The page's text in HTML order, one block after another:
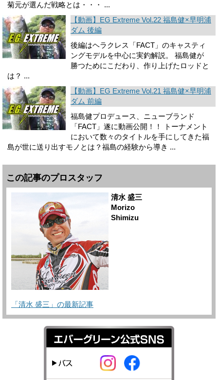
菊元が選んだ戦略とは・・・ ...
【動画】EG Extreme Vol.22 福島健×早明浦
ダム 後編
後編はヘラクレス「FACT」のキャスティ
ングモデルを中心に実釣解説。 福島健が
勝つためにこだわり、作り上げたロッドと
は？ ...
【動画】EG Extreme Vol.21 福島健×早明浦
ダム 前編
福島健プロデュース、ニューブランド
「FACT」遂に動画公開！！ トーナメント
において数々のタイトルを手にしてきた福
島が世に送り出すモノとは？福島­の経験から導き ...
この記事のプロスタッフ
清水 盛三
Morizo
Shimizu
「清水 盛三」の最新記事